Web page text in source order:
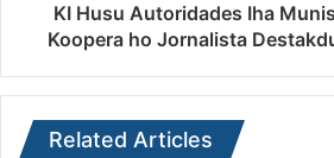
KI Husu Autoridades Iha
Koopera ho Jornalista
Related Articles